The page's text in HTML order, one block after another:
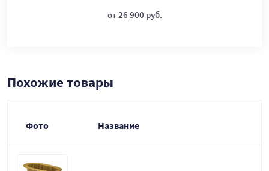
от 26 900 руб.
Похожие товары
Фото Название